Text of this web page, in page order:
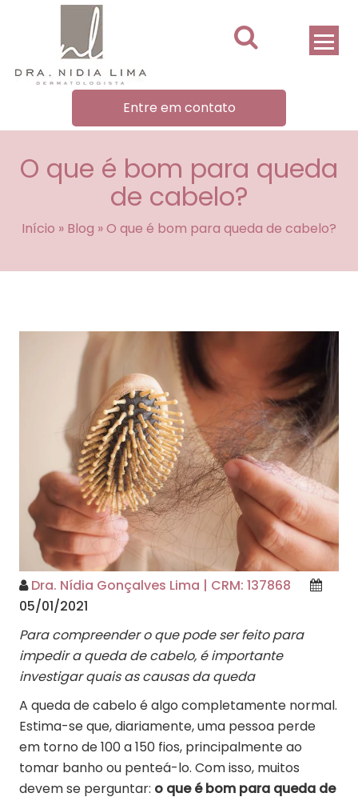
Entre em contato
O que é bom para queda
de cabelo?
Início » Blog »O que é bom para queda de cabelo?
Dra. Nídia Gonçalves Lima | CRM: 137868
05/01/2021
Para compreender o que pode ser feito para
impedir a queda de cabelo, é importante
investigar quais as causas da queda
A queda de cabelo é algo completamente normal.
Estima-se que, diariamente, uma pessoa perde
em torno de 100 a 150 fios, principalmente ao
tomar banho ou penteá-lo. Com isso, muitos
devem se perguntar: o que é bom para queda de